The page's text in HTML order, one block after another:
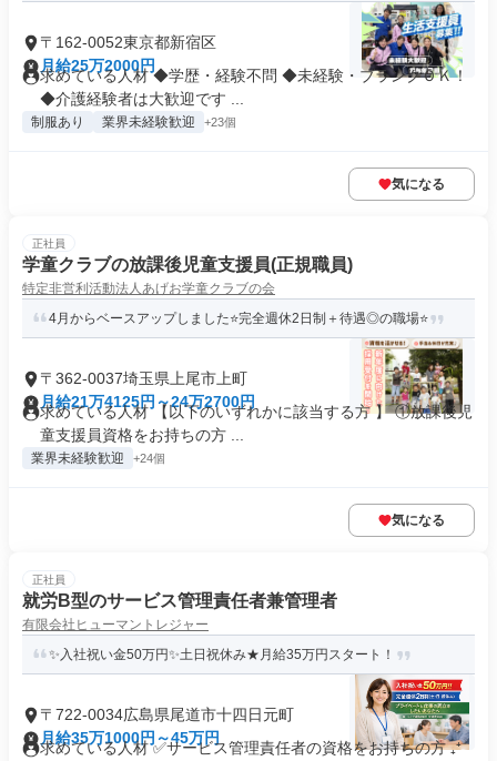
〒162-0052東京都新宿区
月給25万2000円
求めている人材 ◆学歴・経験不問 ◆未経験・ブランクＯＫ！
◆介護経験者は大歓迎です ...
制服あり 業界未経験歓迎 +23個
気になる
正社員
学童クラブの放課後児童支援員(正規職員)
特定非営利活動法人あげお学童クラブの会
4月からベースアップしました⭐完全週休2日制＋待遇◎の職場⭐
〒362-0037埼玉県上尾市上町
月給21万4125円～24万2700円
求めている人材 【以下のいずれかに該当する方 】 ①放課後児
童支援員資格をお持ちの方 ...
業界未経験歓迎 +24個
気になる
正社員
就労B型のサービス管理責任者兼管理者
有限会社ヒューマントレジャー
✨入社祝い金50万円✨土日祝休み★月給35万円スタート！
〒722-0034広島県尾道市十四日元町
月給35万1000円～45万円
求めている人材 ✅サービス管理責任者の資格をお持ちの方 ₊⁺